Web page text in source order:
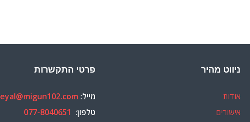
פרטי התקשרות
מייל: eyal@migun102.com
טלפון: 077-8040651
ניווט מהיר
אודות
אישורים